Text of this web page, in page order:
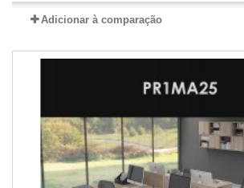
Adicionar à comparação